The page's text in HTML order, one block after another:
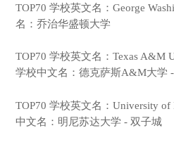
TOP70 学校英文名：George
名：乔治华盛顿大学
TOP70 学校英文名：Texas A&M
学校中文名：德克萨斯A&M大学
TOP70 学校英文名：University of
中文名：明尼苏达大学 - 双子城